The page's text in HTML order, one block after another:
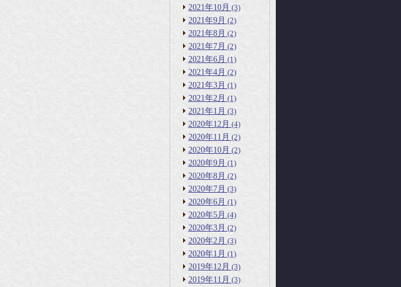
2021年10月 (3)
2021年9月 (2)
2021年8月 (2)
2021年7月 (2)
2021年6月 (1)
2021年4月 (2)
2021年3月 (1)
2021年2月 (1)
2021年1月 (3)
2020年12月 (4)
2020年11月 (2)
2020年10月 (2)
2020年9月 (1)
2020年8月 (2)
2020年7月 (3)
2020年6月 (1)
2020年5月 (4)
2020年3月 (2)
2020年2月 (3)
2020年1月 (1)
2019年12月 (3)
2019年11月 (3)